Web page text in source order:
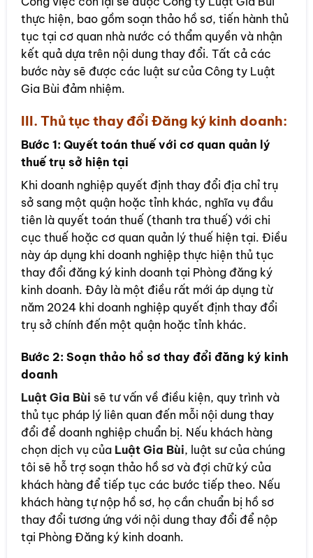
thực hiện, bao gồm soạn thảo hồ sơ, tiến hành thủ
tục tại cơ quan nhà nước có thẩm quyền và nhận
kết quả dựa trên nội dung thay đổi. Tất cả các
bước này sẽ được các luật sư của Công ty Luật
Gia Bùi đảm nhiệm.
III. Thủ tục thay đổi Đăng ký kinh doanh:
Bước 1: Quyết toán thuế với cơ quan quản lý
thuế trụ sở hiện tại
Khi doanh nghiệp quyết định thay đổi địa chỉ trụ
sở sang một quận hoặc tỉnh khác, nghĩa vụ đầu
tiên là quyết toán thuế (thanh tra thuế) với chi
cục thuế hoặc cơ quan quản lý thuế hiện tại. Điều
này áp dụng khi doanh nghiệp thực hiện thủ tục
thay đổi đăng ký kinh doanh tại Phòng đăng ký
kinh doanh. Đây là một điều rất mới áp dụng từ
năm 2024 khi doanh nghiệp quyết định thay đổi
trụ sở chính đến một quận hoặc tỉnh khác.
Bước 2: Soạn thảo hồ sơ thay đổi đăng ký kinh
doanh
Luật Gia Bùi sẽ tư vấn về điều kiện, quy trình và
thủ tục pháp lý liên quan đến mỗi nội dung thay
đổi để doanh nghiệp chuẩn bị. Nếu khách hàng
chọn dịch vụ của Luật Gia Bùi, luật sư của chúng
tôi sẽ hỗ trợ soạn thảo hồ sơ và đợi chữ ký của
khách hàng để tiếp tục các bước tiếp theo. Nếu
khách hàng tự nộp hồ sơ, họ cần chuẩn bị hồ sơ
thay đổi tương ứng với nội dung thay đổi để nộp
tại Phòng Đăng ký kinh doanh.